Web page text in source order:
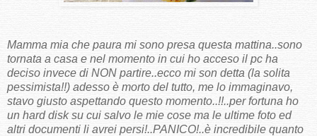
Mamma mia che paura mi sono presa questa mattina..sono
tornata a casa e nel momento in cui ho acceso il pc ha
deciso invece di NON partire..ecco mi son detta (la solita
pessimista!!) adesso è morto del tutto, me lo immaginavo,
stavo giusto aspettando questo momento..!!..per fortuna ho
un hard disk su cui salvo le mie cose ma le ultime foto ed
altri documenti li avrei persi!..PANICO!..è incredibile quanto